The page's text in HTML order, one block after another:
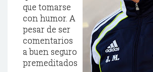
que tomarse
con humor. A
pesar de ser
comentarios
a buen seguro
premeditados